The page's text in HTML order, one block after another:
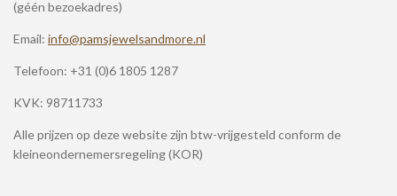
(géén bezoekadres)
Email: info@pamsjewelsandmore.nl
Telefoon: +31 (0)6 1805 1287
KVK: 98711733
Alle prijzen op deze website zijn btw-vrijgesteld conform de
kleineondernemersregeling (KOR)